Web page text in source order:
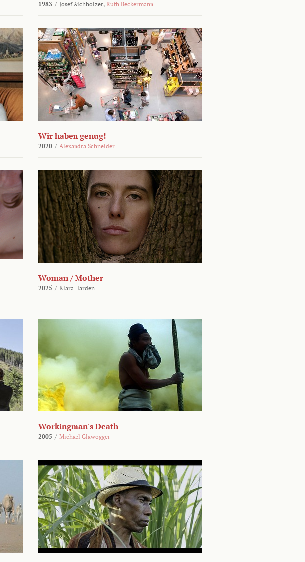
1983 / Josef Aichholzer, Ruth Beckermann
Wir haben genug!
2020 / Alexandra Schneider
Woman / Mother
2025 / Klara Harden
Workingman's Death
2005 / Michael Glawogger